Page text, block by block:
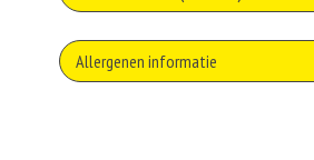
Allergenen informatie